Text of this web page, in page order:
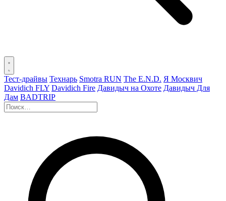
Тест-драйвы Технарь Smotra RUN The E.N.D. Я Москвич
Davidich FLY Davidich Fire Давидыч на Охоте Давидыч Для
Дам BADTRIP